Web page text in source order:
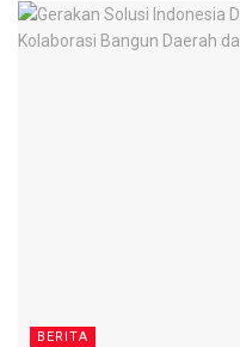
BERITA